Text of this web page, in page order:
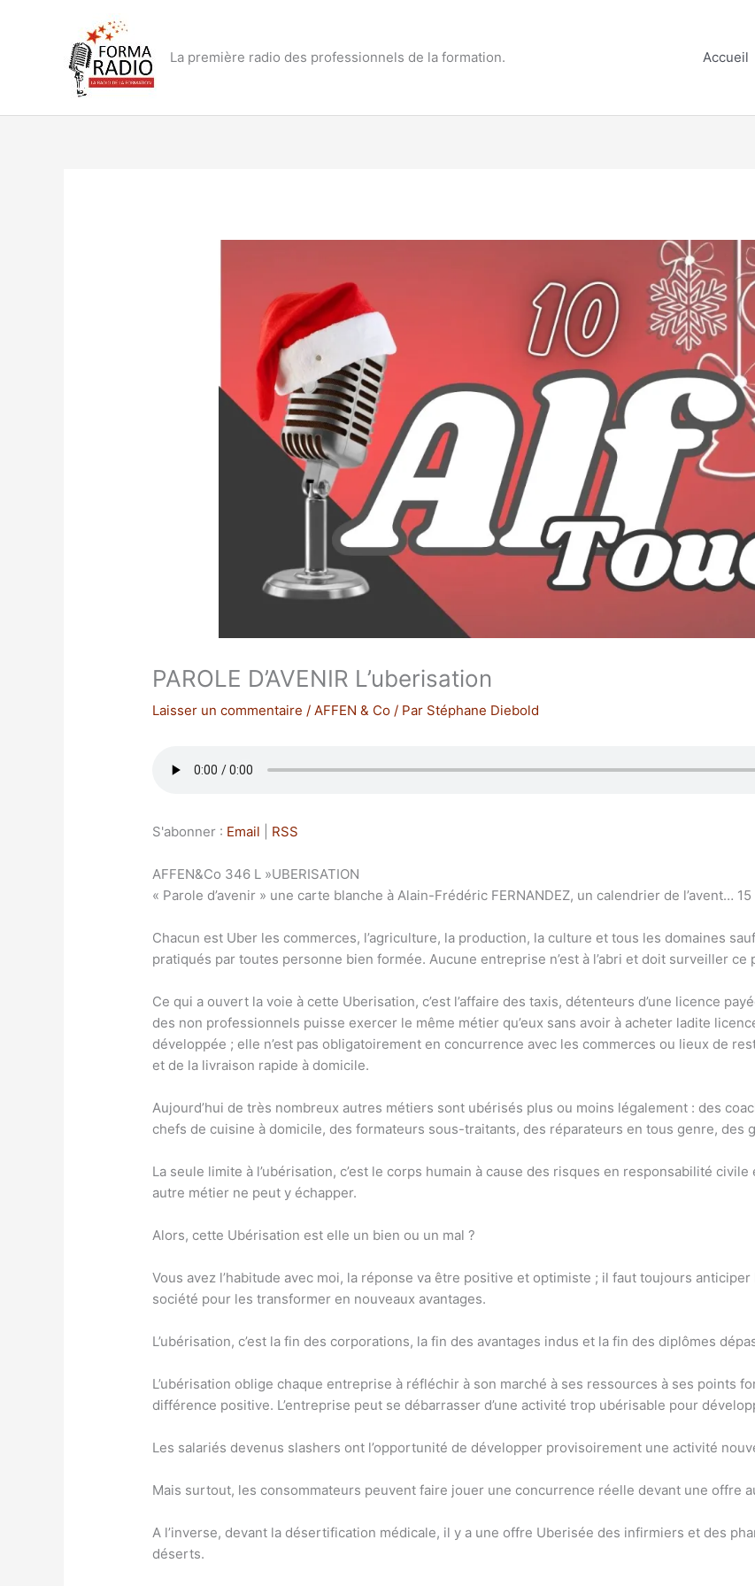
La première radio des professionnels de la formation. Accueil
PAROLE D’AVENIR L’uberisation
Laisser un commentaire /AFFEN & Co / Par Stéphane Diebold
S'abonner : Email RSS
AFFEN&Co 346 L »UBERISATION
« Parole d’avenir » une carte blanche à Alain-Frédéric FERNANDEZ, un calendrier de l’avent… 15
Chacun est Uber les commerces, l’agriculture, la production, la culture et tous les domaines
pratiqués par toutes personne bien formée. Aucune entreprise n’est à l’abri et doit surveiller ce
Ce qui a ouvert la voie à cette Uberisation, c’est l’affaire des taxis, détenteurs d’une licence
des non professionnels puisse exercer le même métier qu’eux sans avoir à acheter ladite
développée ; elle n’est pas obligatoirement en concurrence avec les commerces ou lieux de
et de la livraison rapide à domicile.
Aujourd’hui de très nombreux autres métiers sont ubérisés plus ou moins légalement : des
chefs de cuisine à domicile, des formateurs sous-traitants, des réparateurs en tous genre, des
La seule limite à l’ubérisation, c’est le corps humain à cause des risques en responsabilité
autre métier ne peut y échapper.
Alors, cette Ubérisation est elle un bien ou un mal ?
Vous avez l’habitude avec moi, la réponse va être positive et optimiste ; il faut toujours
société pour les transformer en nouveaux avantages.
L’ubérisation, c’est la fin des corporations, la fin des avantages indus et la fin des diplômes
L’ubérisation oblige chaque entreprise à réfléchir à son marché à ses ressources à ses points
différence positive. L’entreprise peut se débarrasser d’une activité trop ubérisable pour
Les salariés devenus slashers ont l’opportunité de développer provisoirement une activité
Mais surtout, les consommateurs peuvent faire jouer une concurrence réelle devant une offre
A l’inverse, devant la désertification médicale, il y a une offre Uberisée des infirmiers et des
déserts.